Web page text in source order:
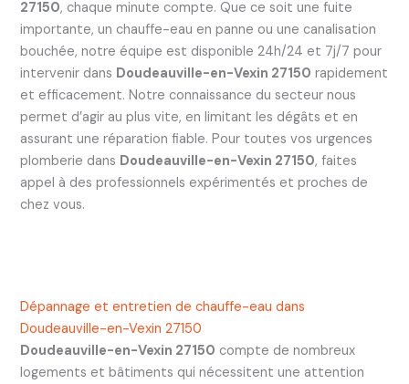
27150, chaque minute compte. Que ce soit une fuite
importante, un chauffe-eau en panne ou une canalisation
bouchée, notre équipe est disponible 24h/24 et 7j/7 pour
intervenir dans Doudeauville-en-Vexin 27150 rapidement
et efficacement. Notre connaissance du secteur nous
permet d’agir au plus vite, en limitant les dégâts et en
assurant une réparation fiable. Pour toutes vos urgences
plomberie dans Doudeauville-en-Vexin 27150, faites
appel à des professionnels expérimentés et proches de
chez vous.
Dépannage et entretien de chauffe-eau dans
Doudeauville-en-Vexin 27150
Doudeauville-en-Vexin 27150 compte de nombreux
logements et bâtiments qui nécessitent une attention